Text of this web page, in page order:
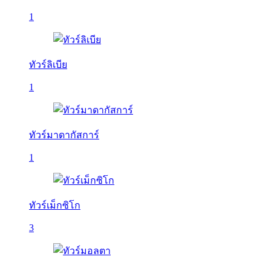
1
ทัวร์ลิเบีย
1
ทัวร์มาดากัสการ์
1
ทัวร์เม็กซิโก
3